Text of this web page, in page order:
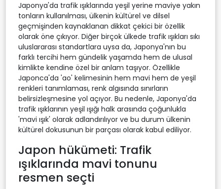
Japonya'da trafik ışıklarında yeşil yerine maviye yakın
tonların kullanılması, ülkenin kültürel ve dilsel
geçmişinden kaynaklanan dikkat çekici bir özellik
olarak öne çıkıyor. Diğer birçok ülkede trafik ışıkları sıkı
uluslararası standartlara uysa da, Japonya'nın bu
farklı tercihi hem gündelik yaşamda hem de ulusal
kimlikte kendine özel bir anlam taşıyor. Özellikle
Japonca'da 'ao' kelimesinin hem mavi hem de yeşil
renkleri tanımlaması, renk algısında sınırların
belirsizleşmesine yol açıyor. Bu nedenle, Japonya'da
trafik ışıklarının yeşil ışığı halk arasında çoğunlukla
'mavi ışık' olarak adlandırılıyor ve bu durum ülkenin
kültürel dokusunun bir parçası olarak kabul ediliyor.
Japon hükümeti: Trafik
ışıklarında mavi tonunu
resmen seçti